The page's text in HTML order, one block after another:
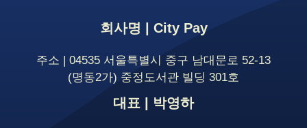
회사명 | City Pay
주소 | 04535 서울특별시 중구 남대문로 52-13
(명동2가) 중정도서관 빌딩 301호
대표 | 박영하